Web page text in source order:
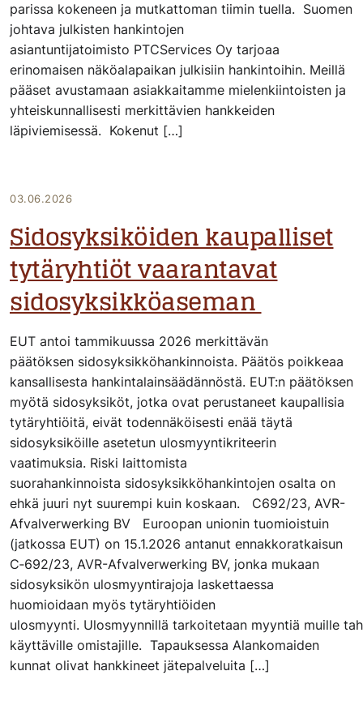
parissa kokeneen ja mutkattoman tiimin tuella. Suomen
johtava julkisten hankintojen
asiantuntijatoimisto PTCServices Oy tarjoaa
erinomaisen näköalapaikan julkisiin hankintoihin. Meillä
pääset avustamaan asiakkaitamme mielenkiintoisten ja
yhteiskunnallisesti merkittävien hankkeiden
läpiviemisessä. Kokenut […]
03.06.2026
Sidosyksiköiden kaupalliset
tytäryhtiöt vaarantavat
sidosyksikköaseman
EUT antoi tammikuussa 2026 merkittävän
päätöksen sidosyksikköhankinnoista. Päätös poikkeaa
kansallisesta hankintalainsäädännöstä. EUT:n päätöksen
myötä sidosyksiköt, jotka ovat perustaneet kaupallisia
tytäryhtiöitä, eivät todennäköisesti enää täytä
sidosyksiköille asetetun ulosmyyntikriteerin
vaatimuksia. Riski laittomista
suorahankinnoista sidosyksikköhankintojen osalta on
ehkä juuri nyt suurempi kuin koskaan. C692/23, AVR-
Afvalverwerking BV Euroopan unionin tuomioistuin
(jatkossa EUT) on 15.1.2026 antanut ennakkoratkaisun
C‑692/23, AVR-Afvalverwerking BV, jonka mukaan
sidosyksikön ulosmyyntirajoja laskettaessa
huomioidaan myös tytäryhtiöiden
ulosmyynti. Ulosmyynnillä tarkoitetaan myyntiä muille
käyttäville omistajille. Tapauksessa Alankomaiden
kunnat olivat hankkineet jätepalveluita […]